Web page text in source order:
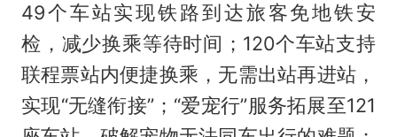
49个车站实现铁路到达旅客免地铁安
检，减少换乘等待时间；120个车站支持
联程票站内便捷换乘，无需出站再进站，
实现“无缝衔接”；“爱宠行”服务拓展至121